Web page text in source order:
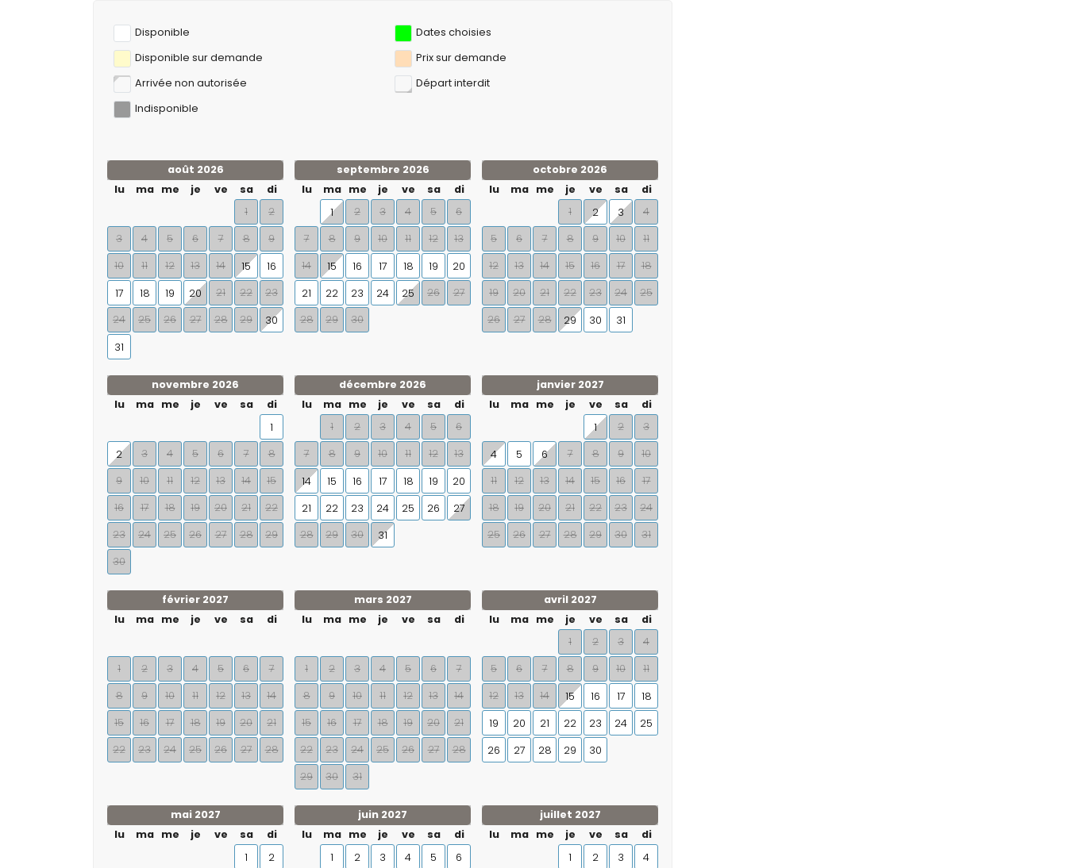
Disponible
Dates choisies
Disponible sur demande
Prix ​​sur demande
Arrivée non autorisée
Départ interdit
Indisponible
août 2026
lu
ma me je ve sa
di
1
2
3
4 5 6 7 8
9
10
11 12 13 14 15
16
17
18 19 20 21 22
23
24
25 26 27 28 29
30
31
septembre 2026
lu
ma me je ve sa
di
1
2 3 4 5
6
7
8 9 10 11 12
13
14
15 16 17 18 19
20
21
22 23 24 25 26
27
28
29 30
octobre 2026
lu
ma me je ve sa
di
1
2 3
4
5
6 7 8 9 10
11
12
13 14 15 16 17
18
19
20 21 22 23 24
25
26
27 28 29 30 31
novembre 2026
lu
ma me je ve sa
di
1
2
3 4 5 6 7
8
9
10 11 12 13 14
15
16
17 18 19 20 21
22
23
24 25 26 27 28
29
30
décembre 2026
lu
ma me je ve sa
di
1
2 3 4 5
6
7
8 9 10 11 12 13
14 15 16 17 18 19
20
21
22 23 24 25 26
27
28
29 30 31
janvier 2027
lu
ma me je ve sa
di
1
2 3
4 5 6 7 8 9
10
11
12 13 14 15 16
17
18
19 20 21 22 23
24
25
26 27 28 29 30 31
février 2027
lu
ma me je ve sa di
1 2 3 4 5 6
7
8
9 10 11 12 13
14
15
16 17 18 19 20
21
22
23 24 25 26 27 28
mars 2027
lu
ma me je ve sa di
1 2 3 4 5 6
7
8
9 10 11 12 13
14
15
16 17 18 19 20
21
22
23 24 25 26 27
28
29
30 31
avril 2027
lu
ma me je ve sa
di
1
2 3
4
5
6 7 8 9 10
11
12
13 14 15 16 17
18
19
20 21 22 23 24
25
26
27 28 29 30
mai 2027
lu
ma me je ve sa
di
1
2
juin 2027
lu
ma me je ve sa
di
1
2 3 4 5 6
juillet 2027
lu
ma me je ve sa
di
1
2 3 4